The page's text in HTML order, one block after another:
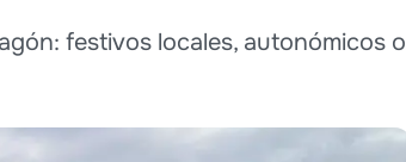
festivos locales, autonómicos o